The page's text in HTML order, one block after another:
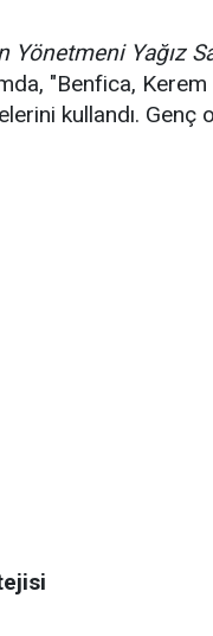
Yönetmeni Yağız
"Benfica,
kullandı. Genç